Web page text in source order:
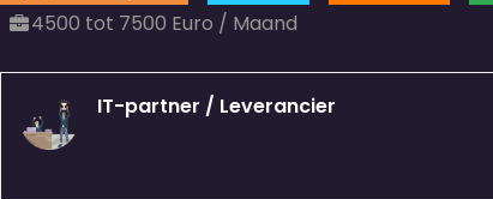
4500 tot 7500 Euro / Maand
IT-partner / Leverancier